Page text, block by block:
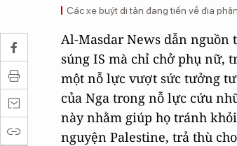
Các xe buýt di tản đang tiến về địa
Al-Masdar News dẫn nguồn
súng IS mà chỉ chở phụ nữ,
một nỗ lực vượt sức tưởng
của Nga trong nỗ lực cứu
này nhằm giúp họ tránh
nguyện Palestine, trả thù